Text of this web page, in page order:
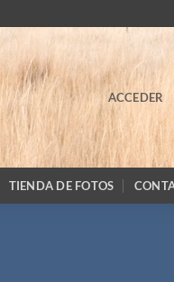
ACCEDER
TIENDA DE FOTOS